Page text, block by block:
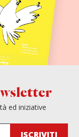
ed iniziative